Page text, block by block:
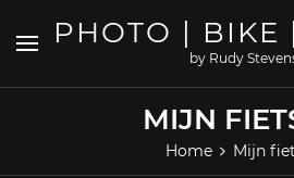
contentPHOTO | BIKE
by Rudy
MIJN
Home Mijn